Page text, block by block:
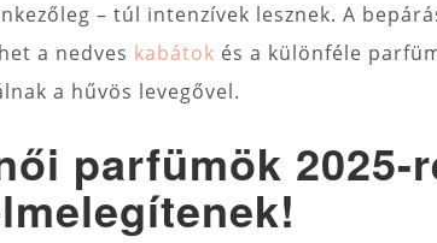
– túl intenzívek lesznek. A
a nedves kabátok és a különféle
a hűvös levegővel.
parfümök 2025-